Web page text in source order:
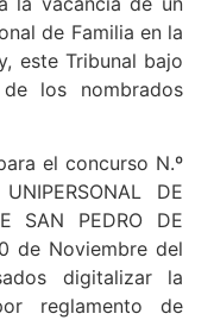
de Familia en la
este Tribunal bajo
los nombrados
el concurso N.º
DE
SAN PEDRO DE
de Noviembre del
digitalizar la
reglamento de